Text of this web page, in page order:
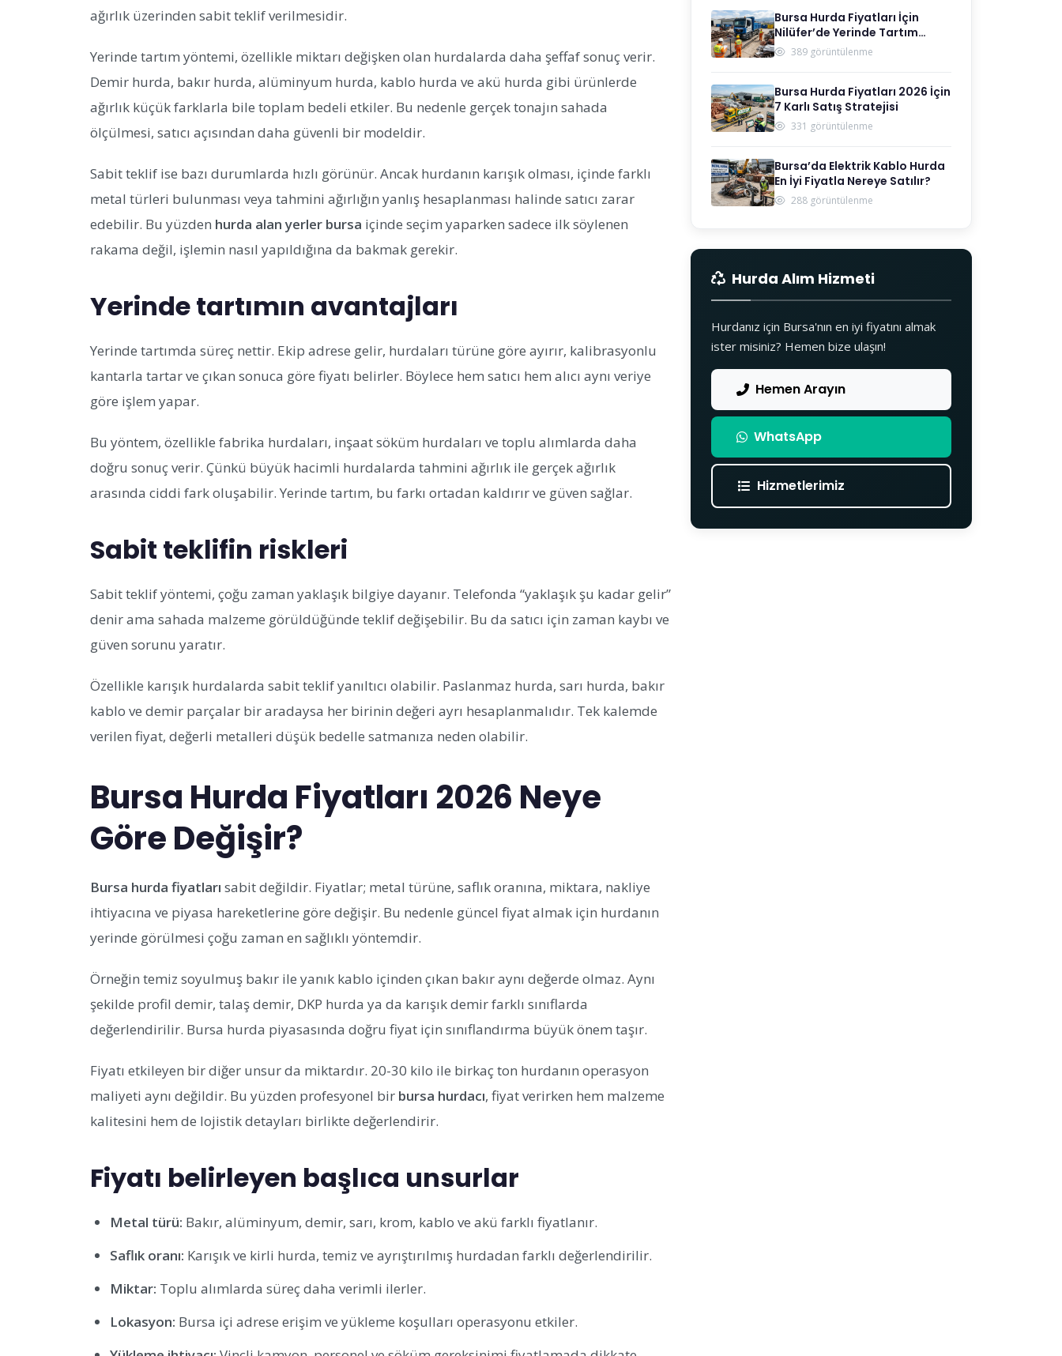
ağırlık üzerinden sabit teklif verilmesidir.
Yerinde tartım yöntemi, özellikle miktarı değişken olan hurdalarda daha şeffaf sonuç verir.
Demir hurda, bakır hurda, alüminyum hurda, kablo hurda ve akü hurda gibi ürünlerde
ağırlık küçük farklarla bile toplam bedeli etkiler. Bu nedenle gerçek tonajın sahada
ölçülmesi, satıcı açısından daha güvenli bir modeldir.
Sabit teklif ise bazı durumlarda hızlı görünür. Ancak hurdanın karışık olması, içinde farklı
metal türleri bulunması veya tahmini ağırlığın yanlış hesaplanması halinde satıcı zarar
edebilir. Bu yüzden hurda alan yerler bursa içinde seçim yaparken sadece ilk söylenen
rakama değil, işlemin nasıl yapıldığına da bakmak gerekir.
Yerinde tartımın avantajları
Yerinde tartımda süreç nettir. Ekip adrese gelir, hurdaları türüne göre ayırır, kalibrasyonlu
kantarla tartar ve çıkan sonuca göre fiyatı belirler. Böylece hem satıcı hem alıcı aynı veriye
göre işlem yapar.
Bu yöntem, özellikle fabrika hurdaları, inşaat söküm hurdaları ve toplu alımlarda daha
doğru sonuç verir. Çünkü büyük hacimli hurdalarda tahmini ağırlık ile gerçek ağırlık
arasında ciddi fark oluşabilir. Yerinde tartım, bu farkı ortadan kaldırır ve güven sağlar.
Sabit teklifin riskleri
Sabit teklif yöntemi, çoğu zaman yaklaşık bilgiye dayanır. Telefonda “yaklaşık şu kadar gelir”
denir ama sahada malzeme görüldüğünde teklif değişebilir. Bu da satıcı için zaman kaybı ve
güven sorunu yaratır.
Özellikle karışık hurdalarda sabit teklif yanıltıcı olabilir. Paslanmaz hurda, sarı hurda, bakır
kablo ve demir parçalar bir aradaysa her birinin değeri ayrı hesaplanmalıdır. Tek kalemde
verilen fiyat, değerli metalleri düşük bedelle satmanıza neden olabilir.
Bursa Hurda Fiyatları 2026 Neye
Göre Değişir?
Bursa hurda fiyatları sabit değildir. Fiyatlar; metal türüne, saflık oranına, miktara, nakliye
ihtiyacına ve piyasa hareketlerine göre değişir. Bu nedenle güncel fiyat almak için hurdanın
yerinde görülmesi çoğu zaman en sağlıklı yöntemdir.
Örneğin temiz soyulmuş bakır ile yanık kablo içinden çıkan bakır aynı değerde olmaz. Aynı
şekilde profil demir, talaş demir, DKP hurda ya da karışık demir farklı sınıflarda
değerlendirilir. Bursa hurda piyasasında doğru fiyat için sınıflandırma büyük önem taşır.
Fiyatı etkileyen bir diğer unsur da miktardır. 20-30 kilo ile birkaç ton hurdanın operasyon
maliyeti aynı değildir. Bu yüzden profesyonel bir bursa hurdacı, fiyat verirken hem malzeme
kalitesini hem de lojistik detayları birlikte değerlendirir.
Fiyatı belirleyen başlıca unsurlar
Metal türü: Bakır, alüminyum, demir, sarı, krom, kablo ve akü farklı fiyatlanır.
Saflık oranı: Karışık ve kirli hurda, temiz ve ayrıştırılmış hurdadan farklı değerlendirilir.
Miktar: Toplu alımlarda süreç daha verimli ilerler.
Lokasyon: Bursa içi adrese erişim ve yükleme koşulları operasyonu etkiler.
Bursa Hurda Fiyatları İçin
Nilüfer’de Yerinde Tartım
Nerede Var?
389 görüntülenme
Bursa Hurda Fiyatları 2026 İçin
7 Karlı Satış Stratejisi
331 görüntülenme
Bursa’da Elektrik Kablo Hurda
En İyi Fiyatla Nereye Satılır?
288 görüntülenme
Hurda Alım Hizmeti
Hurdanız için Bursa'nın en iyi fiyatını almak
ister misiniz? Hemen bize ulaşın!
Hemen Arayın
WhatsApp
Hizmetlerimiz